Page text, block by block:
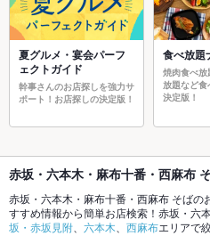
夏グルメ・宴会パーフ
ェクトガイド
幹事さんのお店探しを強力サ
ポート！お店探しの決定版！
食べ放題
焼肉食べ
放題など
決定版！
赤坂・六本木・麻布十番・西麻布
赤坂・六本木・麻布十番・西麻布 そば
すすめ情報から簡単お店検索！赤坂・六
坂・赤坂見附
六本木 西麻布エリアで